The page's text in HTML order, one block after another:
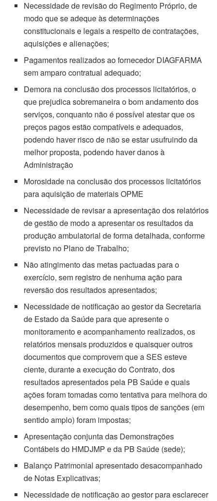
Necessidade de revisão do Regimento Próprio, de
modo que se adeque às determinações
constitucionais e legais a respeito de contratações,
aquisições e alienações;
Pagamentos realizados ao fornecedor DIAGFARMA
sem amparo contratual adequado;
Demora na conclusão dos processos licitatórios, o
que prejudica sobremaneira o bom andamento dos
serviços, conquanto não é possível atestar que os
preços pagos estão compatíveis e adequados,
podendo haver risco de não se estar usufruindo da
melhor proposta, podendo haver danos à
Administração
Morosidade na conclusão dos processos licitatórios
para aquisição de materiais OPME
Necessidade de revisar a apresentação dos relatórios
de gestão de modo a apresentar os resultados da
produção ambulatorial de forma detalhada, conforme
previsto no Plano de Trabalho;
Não atingimento das metas pactuadas para o
exercício, sem registro de nenhuma ação para
reversão dos resultados apresentados;
Necessidade de notificação ao gestor da Secretaria
de Estado da Saúde para que apresente o
monitoramento e acompanhamento realizados, os
relatórios mensais produzidos e quaisquer outros
documentos que comprovem que a SES esteve
ciente, durante a execução do Contrato, dos
resultados apresentados pela PB Saúde e quais
ações foram tomadas como tentativa para melhora do
desempenho, bem como quais tipos de sanções (em
sentido amplo) foram impostas;
Apresentação conjunta das Demonstrações
Contábeis do HMDJMP e da PB Saúde (sede);
Balanço Patrimonial apresentado desacompanhado
de Notas Explicativas;
Necessidade de notificação ao gestor para esclarecer